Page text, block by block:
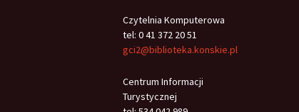
Czytelnia Komputerowa
tel: 0 41 372 20 51
gci2@biblioteka.konskie.pl
Centrum Informacji
Turystycznej